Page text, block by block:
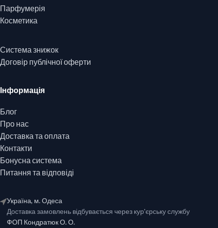
Парфумерія
Косметика
Система знижок
Договір публічної оферти
Інформація
Блог
Про нас
Доставка та оплата
Контакти
Бонусна система
Питання та відповіді
Україна, м. Одеса
Доставка замовлень відбувається через кур'єрську службу
ФОП Кондратюк О. О.